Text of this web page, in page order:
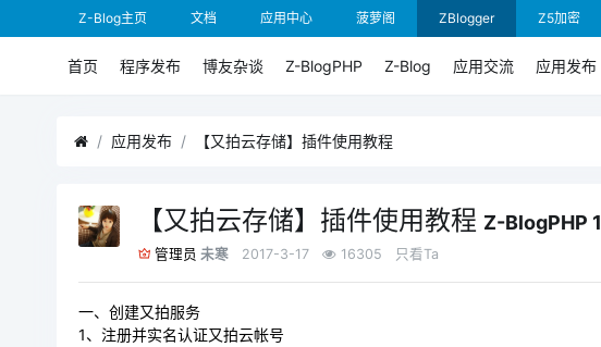
Z-Blog主页 文档 应用中心 菠萝阁 ZBlogger Z5加密
首页 程序发布 博友杂谈 Z-BlogPHP Z-Blog 应用交流 应用发布
应用发布 【又拍云存储】插件使用教程
【又拍云存储】插件使用教程 Z-BlogPHP 1
管理员 未寒 2017-3-17 16305 只看Ta
一、创建又拍服务
1、注册并实名认证又拍云帐号